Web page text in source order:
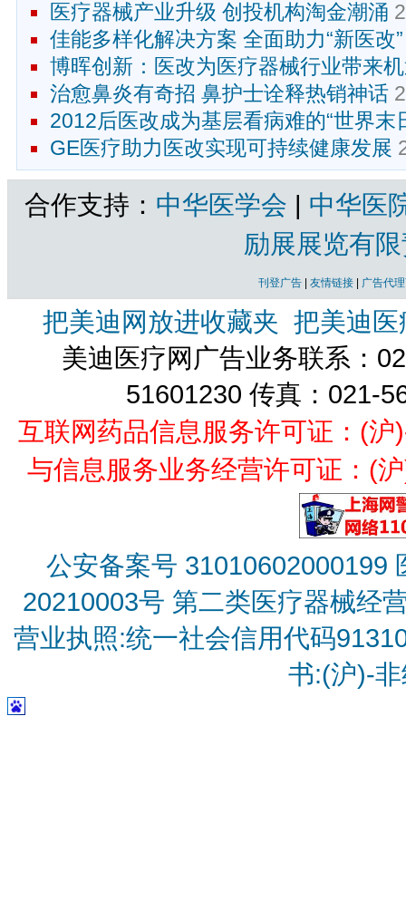
医疗器械产业升级 创投机构淘金潮涌
佳能多样化解决方案 全面助力“新医改”
博晖创新：医改为医疗器械行业带来
治愈鼻炎有奇招 鼻护士诠释热销神话
2012后医改成为基层看病难的“世界末
GE医疗助力医改实现可持续健康发展
合作支持： 中华医学会 | 中华医
励展展览有
刊登广告 友情链接 广告代
把美迪网放进收藏夹 把美迪
美迪医疗网广告业务联系：
51601230 传真：021-
互联网药品信息服务许可证：(
与信息服务业务经营许可证：(
公安备案号 31010602000199
20210003号 第二类医疗器械经
营业执照:统一社会信用代码
书:(沪)-